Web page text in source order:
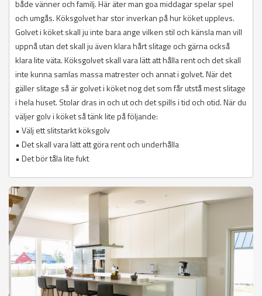
både vänner och familj. Här äter man goa middagar spelar spel
och umgås. Köksgolvet har stor inverkan på hur köket upplevs.
Golvet i köket skall ju inte bara ange vilken stil och känsla man vill
uppnå utan det skall ju även klara hårt slitage och gärna också
klara lite väta. Köksgolvet skall vara lätt att hålla rent och det skall
inte kunna samlas massa matrester och annat i golvet. När det
gäller slitage så är golvet i köket nog det som får utstå mest slitage
i hela huset. Stolar dras in och ut och det spills i tid och otid. När du
väljer golv i köket så tänk lite på följande:
• Välj ett slitstarkt köksgolv
• Det skall vara lätt att göra rent och underhålla
• Det bör tåla lite fukt